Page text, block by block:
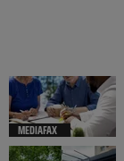
MEDIAFAX